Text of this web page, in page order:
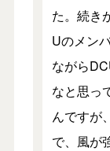
た。続き
Uのメン
ながら
なと思っ
んですが
で、風が